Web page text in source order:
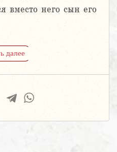
вместо него сын его
далее